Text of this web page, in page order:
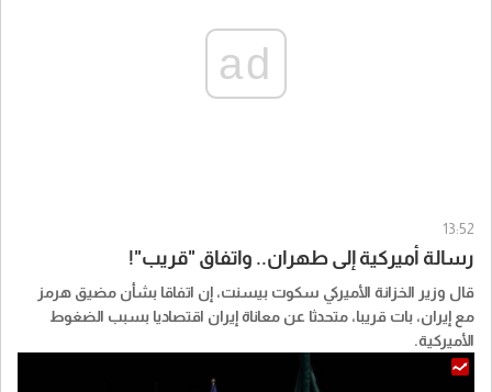
ad
13:52
رسالة أميركية إلى طهران.. واتفاق "قريب"!
قال وزير الخزانة الأميركي سكوت بيسنت، إن اتفاقا بشأن مضيق هرمز
مع إيران، بات قريبا، متحدثا عن معاناة إيران اقتصاديا بسبب الضغوط
الأميركية.